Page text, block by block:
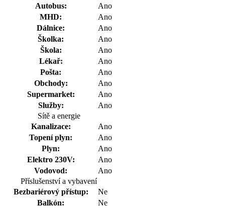
Autobus:
Ano
MHD:
Ano
Dálnice:
Ano
Školka:
Ano
Škola:
Ano
Lékař:
Ano
Pošta:
Ano
Obchody:
Ano
Supermarket:
Ano
Služby:
Ano
Sítě a energie
Kanalizace:
Ano
Topení plyn:
Ano
Plyn:
Ano
Elektro 230V:
Ano
Vodovod:
Ano
Příslušenství a vybavení
Bezbariérový přístup:
Ne
Balkón:
Ne